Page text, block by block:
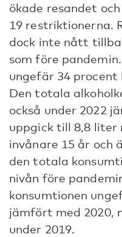
ökade resandet
19 restriktionerna.
dock inte nått
som före
ungefär 34 procent
Den totala
också under 2022
uppgick till 8,8 liter
invånare 15 år och
den totala
nivån före
konsumtionen
jämfört med 2020,
under 2019.